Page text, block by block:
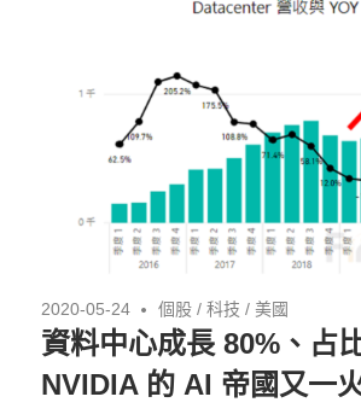
2020-05-24 個股 /科技 /美國
資料中心成長 80%、占
NVIDIA 的 AI 帝國又一